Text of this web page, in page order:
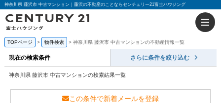
神奈川県 藤沢市 中古マンション｜藤沢の不動産のことならセンチュリー21富士ハウジング
TOPページ 物件検索 神奈川県 藤沢市 中古マンションの不動産情報一覧
現在の検索条件 さらに条件を絞り込む
神奈川県 藤沢市 中古マンションの検索結果一覧
この条件で新着メールを登録